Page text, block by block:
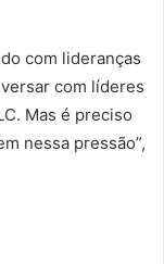
com lideranças
com líderes
Mas é preciso
nessa pressão”,